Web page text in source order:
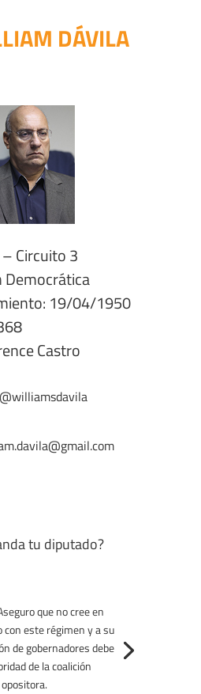
DÁVILA
Circuito 3
Democrática
19/04/1950
Castro
@williamsdavila
tu diputado?
que no cree en
con este régimen y a su
de gobernadores debe
de la coalición
opositora.